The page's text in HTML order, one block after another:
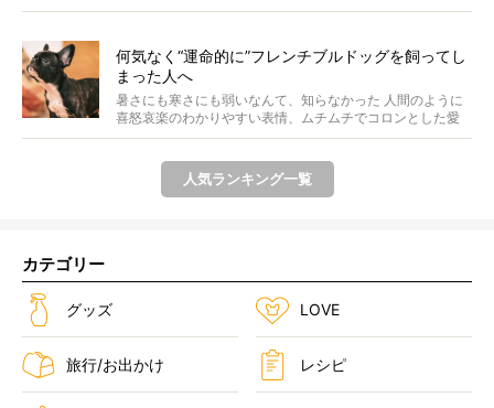
何気なく“運命的に”フレンチブルドッグを飼ってし
まった人へ
暑さにも寒さにも弱いなんて、知らなかった 人間のように
喜怒哀楽のわかりやすい表情、ムチムチでコロンとした愛
らし...
人気ランキング一覧
カテゴリー
グッズ LOVE
旅行/お出かけ レシピ